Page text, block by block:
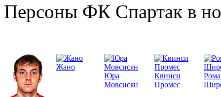
Персоны ФК Спартак в
Жано
Юра
Мовсисян
Квинси
Промес